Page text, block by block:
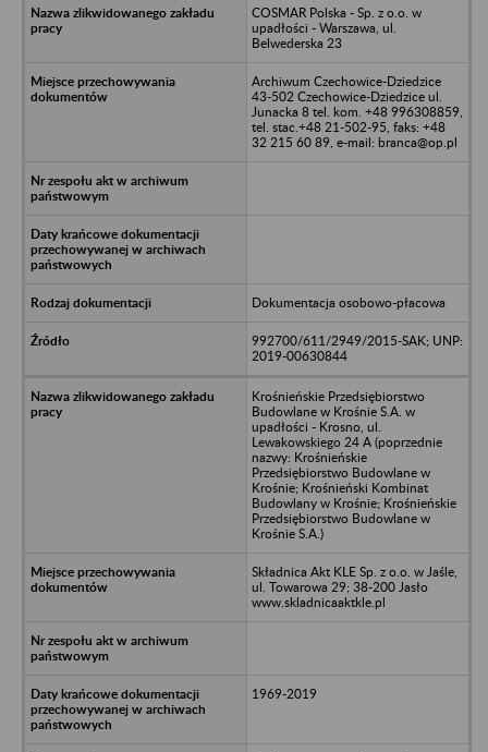
COSMAR Polska - Sp. z o.o. w
upadłości - Warszawa, ul.
Belwederska 23
Archiwum Czechowice-Dziedzice
43-502 Czechowice-Dziedzice ul.
Junacka 8 tel. kom. +48 996308859,
tel. stac.+48 21-502-95, faks: +48
32 215 60 89, e-mail: branca@op.pl
Dokumentacja osobowo-płacowa
992700/611/2949/2015-SAK; UNP:
2019-00630844
Krośnieńskie Przedsiębiorstwo
Budowlane w Krośnie S.A. w
upadłości - Krosno, ul.
Lewakowskiego 24 A (poprzednie
nazwy: Krośnieńskie
Przedsiębiorstwo Budowlane w
Krośnie; Krośnieński Kombinat
Budowlany w Krośnie; Krośnieńskie
Przedsiębiorstwo Budowlane w
Krośnie S.A.)
Składnica Akt KLE Sp. z o.o. w Jaśle,
ul. Towarowa 29; 38-200 Jasło
www.skladnicaaktkle.pl
1969-2019